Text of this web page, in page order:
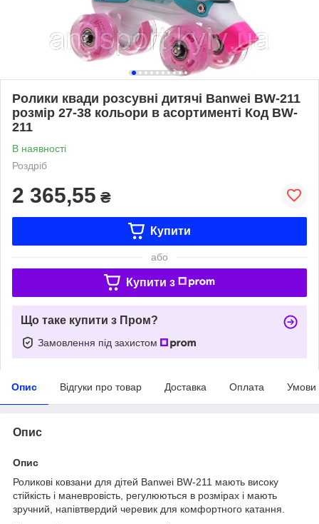
Ролики квади розсувні дитячі Banwei BW-211
розмір 27-38 кольори в асортименті Код BW-
211
В наявності
Роздріб
2 365,55 ₴
Купити
або
Купити з
Що таке купити з Пром?
Замовлення під захистом
Опис Відгуки про товар Доставка Оплата Умови
Опис
Опис
Роликові ковзани для дітей Banwei BW-211 мають високу
стійкість і маневровість, регулюються в розмірах і мають
зручний, напівтвердий черевик для комфортного катання.